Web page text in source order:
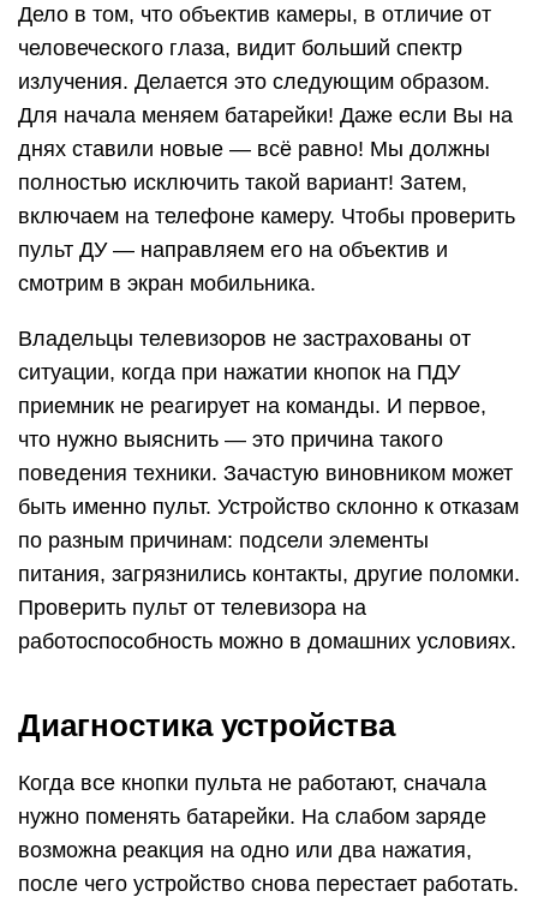
Дело в том, что объектив камеры, в отличие от
человеческого глаза, видит больший спектр
излучения. Делается это следующим образом.
Для начала меняем батарейки! Даже если Вы на
днях ставили новые — всё равно! Мы должны
полностью исключить такой вариант! Затем,
включаем на телефоне камеру. Чтобы проверить
пульт ДУ — направляем его на объектив и
смотрим в экран мобильника.
Владельцы телевизоров не застрахованы от
ситуации, когда при нажатии кнопок на ПДУ
приемник не реагирует на команды. И первое,
что нужно выяснить — это причина такого
поведения техники. Зачастую виновником может
быть именно пульт. Устройство склонно к отказам
по разным причинам: подсели элементы
питания, загрязнились контакты, другие поломки.
Проверить пульт от телевизора на
работоспособность можно в домашних условиях.
Диагностика устройства
Когда все кнопки пульта не работают, сначала
нужно поменять батарейки. На слабом заряде
возможна реакция на одно или два нажатия,
после чего устройство снова перестает работать.